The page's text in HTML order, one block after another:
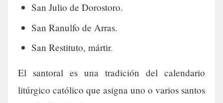
San Julio de Dorostoro.
San Ranulfo de Arras.
San Restituto, mártir.
El santoral es una tradición del calendario
litúrgico católico que asigna uno o varios santos